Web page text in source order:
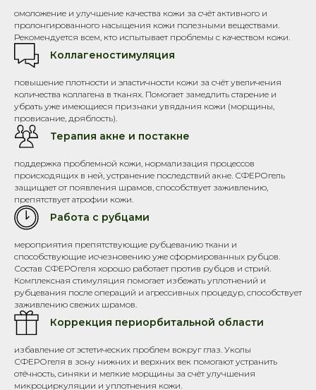
омоложение и улучшение качества кожи за счёт активного и
пролонгированного насыщения кожи полезными веществами.
Рекомендуется всем, кто испытывает проблемы с качеством кожи.
Коллагеностимуляция
повышение плотности и эластичности кожи за счёт увеличения
количества коллагена в тканях. Помогает замедлить старение и
убрать уже имеющиеся признаки увядания кожи (морщины,
провисание, дряблость).
Терапия акне и постакне
поддержка проблемной кожи, нормализация процессов
происходящих в ней, устранение последствий акне. СФЕРОгель
защищает от появления шрамов, способствует заживлению,
препятствует атрофии кожи.
Работа с рубцами
мероприятия препятствующие рубцеванию ткани и
способствующие исчезновению уже сформированных рубцов.
Состав СФЕРОгеля хорошо работает против рубцов и стрий.
Комплексная стимуляция помогает избежать уплотнений и
рубцевания после операций и агрессивных процедур, способствует
заживлению свежих шрамов.
Коррекция периорбитальной области
избавление от эстетических проблем вокруг глаз. Уколы
СФЕРОгеля в зону нижних и верхних век помогают устранить
отёчность, синяки и мелкие морщины за счёт улучшения
микроциркуляции и уплотнения кожи.